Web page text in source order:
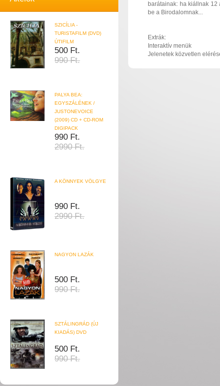
SZICÍLIA -
TURISTAFILM (DVD)
ÚTIFILM
500 Ft.
990 Ft.
PALYA BEA:
EGYSZÁLÉNEK /
JUSTONEVOICE
(2009) CD + CD-ROM
DIGIPACK
990 Ft.
2990 Ft.
A KÖNNYEK VÖLGYE
990 Ft.
2990 Ft.
NAGYON LAZÁK
500 Ft.
990 Ft.
SZTÁLINGRÁD (ÚJ
KIADÁS) DVD
500 Ft.
990 Ft.
barátainak: ha kiállnak
be a Birodalomnak...
Extrák:
Interaktív menük
Jelenetek közvetlen